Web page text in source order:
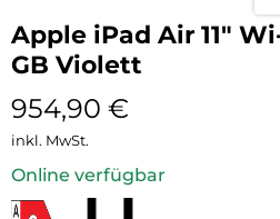
Apple iPad Air 11″
GB Violett
954,90 €
inkl. MwSt.
Online verfügbar